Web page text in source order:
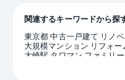
関連するキーワードから探
東京都 中古一戸建て リノ
大規模マンション リフォ
大崎駅 タワマン ファミリー
ワー
タワーマンション 駐車場空